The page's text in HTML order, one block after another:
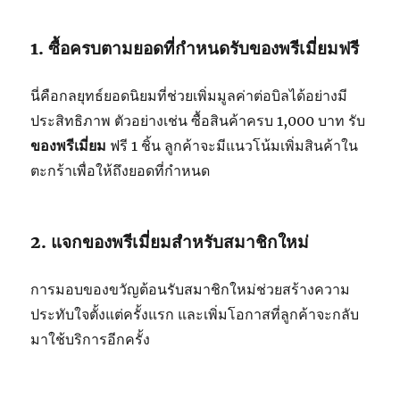
1. ซื้อครบตามยอดที่กำหนดรับของพรีเมี่ยมฟรี
นี่คือกลยุทธ์ยอดนิยมที่ช่วยเพิ่มมูลค่าต่อบิลได้อย่างมี
ประสิทธิภาพ ตัวอย่างเช่น ซื้อสินค้าครบ 1,000 บาท รับ
ของพรีเมี่ยม ฟรี 1 ชิ้น ลูกค้าจะมีแนวโน้มเพิ่มสินค้าใน
ตะกร้าเพื่อให้ถึงยอดที่กำหนด
2. แจกของพรีเมี่ยมสำหรับสมาชิกใหม่
การมอบของขวัญต้อนรับสมาชิกใหม่ช่วยสร้างความ
ประทับใจตั้งแต่ครั้งแรก และเพิ่มโอกาสที่ลูกค้าจะกลับ
มาใช้บริการอีกครั้ง